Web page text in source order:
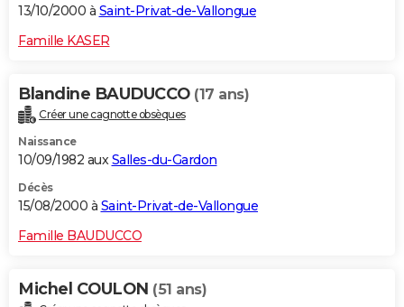
13/10/2000 à Saint-Privat-de-Vallongue
Famille KASER
Blandine BAUDUCCO (17 ans)
Créer une cagnotte obsèques
Naissance
10/09/1982 auxSalles-du-Gardon
Décès
15/08/2000 à Saint-Privat-de-Vallongue
Famille BAUDUCCO
Michel COULON (51 ans)